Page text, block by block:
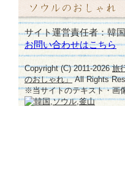
サイト運営責任者：韓
お問い合わせはこちら
Copyright (C) 2011-2026旅
のおしゃれ」All Rights
※当サイトのテキスト・画